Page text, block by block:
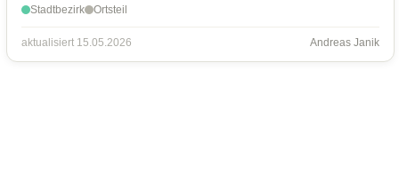
Stadtbezirk Ortsteil
aktualisiert 15.05.2026 Andreas Janik